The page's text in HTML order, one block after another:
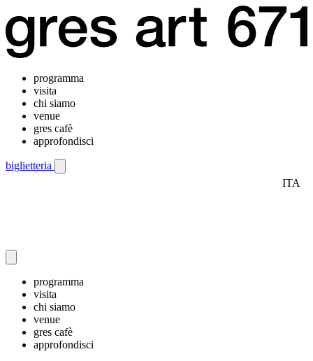
programma
visita
chi siamo
venue
gres cafè
approfondisci
biglietteria
ITA
programma
visita
chi siamo
venue
gres cafè
approfondisci